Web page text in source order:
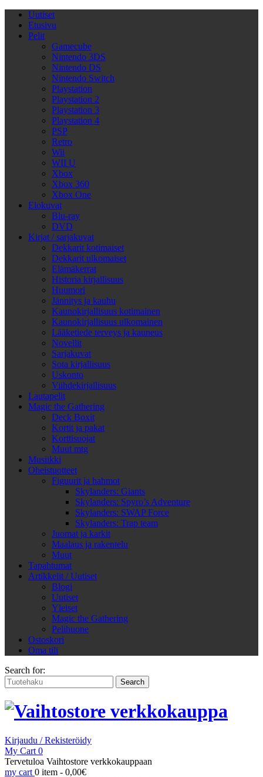
Uutiset
Etusivu
Pelit
Gamecube
Nintendo 3DS
Nintendo DS
Nintendo Switch
Playstation
Playstation 2
Playstation 3
Playstation 4
PSP
Retro
Wii
WII U
Xbox
Xbox 360
Xbox One
Elokuvat
Blu-ray
DVD
Kirjat / sarjakuvat
Dekkarit kotimaiset
Dekkarit ulkomaiset
Elämäkerrat
Historia kirjallisuus
Huumori
Jännitys ja kauhu
Kaunokirjallisuus kotimainen
Kaunokirjallisuus ulkomainen
Lääketiede terveys ja kauneus
Novellit
Sarjakuvat
Sota kirjallisuus
Uskonto
Viihdekirjallisuus
Lautapelit
Magic the Gathering
Deck Boxit
Kortit ja pakat
Korttisuojat
Muut mtg
Musiikki
Oheistuotteet
Figuurit ja hahmot
Skylanders: Giants
Skylanders: Spyro’s Adventure
Skylanders: SWAP Force
Skylanders: Trap team
Juomat ja karkit
Maalaus ja rakentelu
Muut
Tapahtumat
Artikkelit / Uutiset
Blogi
Uutiset
Yleiset
Magic the Gathering
Pelihuone
Ostoskori
Oma tili
Search for:
Kirjaudu / Rekisteröidy
My Cart 0
Tervetuloa Vaihtostore verkkokauppaan
my cart 0 item - 0,00€